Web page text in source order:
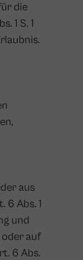
die
1 S. 1
aus
6 Abs. 1
und
auf
6 Abs.